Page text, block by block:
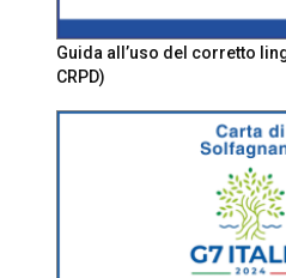
Guida all’uso del corretto
CRPD)